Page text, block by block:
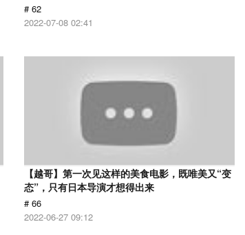
# 62
2022-07-08 02:41
【越哥】第一次见这样的美食电影，既唯美又“变
态”，只有日本导演才想得出来
# 66
2022-06-27 09:12